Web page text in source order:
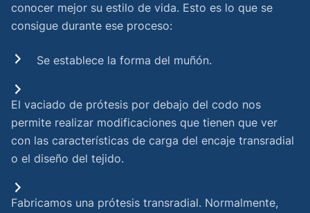
conocer mejor su estilo de vida. Esto es lo que se
consigue durante ese proceso:
Se establece la forma del muñón.
El vaciado de prótesis por debajo del codo nos
permite realizar modificaciones que tienen que ver
con las características de carga del encaje transradial
o el diseño del tejido.
Fabricamos una prótesis transradial. Normalmente,